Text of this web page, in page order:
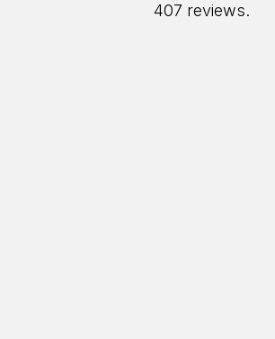
407 reviews.